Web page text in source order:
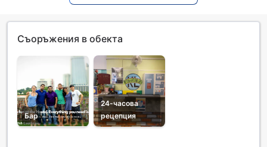
Съоръжения в обекта
Бар
24-часова
рецепция